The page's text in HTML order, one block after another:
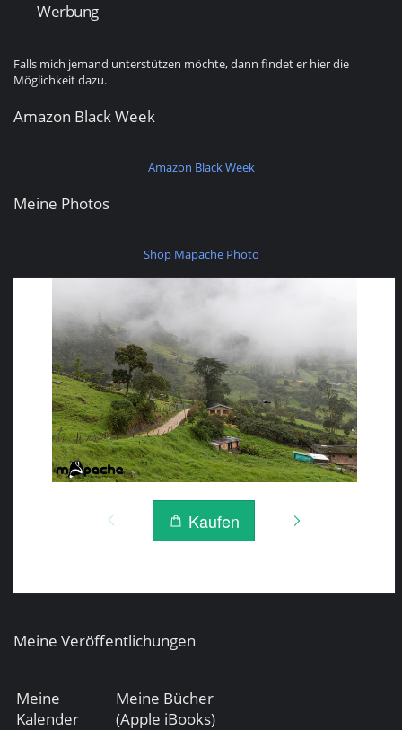
Werbung
Falls mich jemand unterstützen möchte, dann findet er hier die
Möglichkeit dazu.
Amazon Black Week
Amazon Black Week
Meine Photos
Shop Mapache Photo
Meine Veröffentlichungen
Meine
Kalender
Meine Bücher
(Apple iBooks)